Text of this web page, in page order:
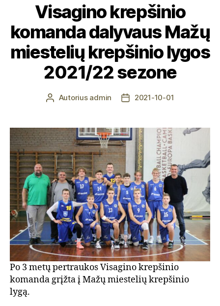
Visagino krepšinio
komanda dalyvaus Mažų
miestelių krepšinio lygos
2021/22 sezone
ĮrašoAutorius admin
Įrašo2021-10-01
Po 3 metų pertraukos Visagino krepšinio
komanda grįžta į Mažų miestelių krepšinio
lygą.